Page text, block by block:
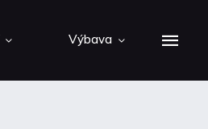
Výbava